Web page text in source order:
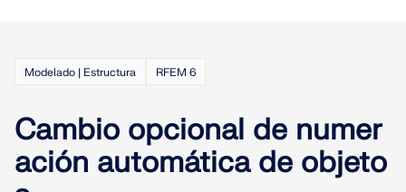
Modelado | Estructura RFEM 6
Cambio opcional de numer
ación automática de objeto